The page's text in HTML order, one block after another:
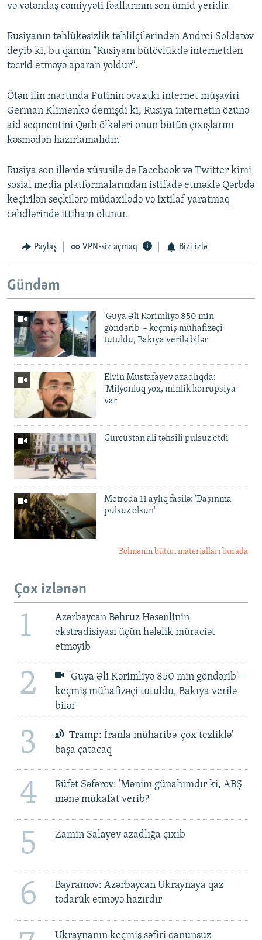
və vətəndaş cəmiyyəti fəallarının son ümid yeridir.
Rusiyanın təhlükəsizlik təhlilçilərindən Andrei Soldatov
deyib ki, bu qanun “Rusiyanı bütövlükdə internetdən
təcrid etməyə aparan yoldur”.
Ötən ilin martında Putinin ovaxtkı internet müşaviri
German Klimenko demişdi ki, Rusiya internetin özünə
aid seqmentini Qərb ölkələri onun bütün çıxışlarını
kəsmədən hazırlamalıdır.
Rusiya son illərdə xüsusilə də Facebook və Twitter kimi
sosial media platformalarından istifadə etməklə Qərbdə
keçirilən seçkilərə müdaxilədə və ixtilaf yaratmaq
cəhdlərində ittiham olunur.
Paylaş VPN-siz açmaq Bizi izlə
Gündəm
'Guya Əli Kərimliyə 850 min
göndərib' – keçmiş mühafizəçi
tutuldu, Bakıya verilə bilər
Elvin Mustafayev azadlıqda:
'Milyonluq yox, minlik korrupsiya
var'
Gürcüstan ali təhsili pulsuz etdi
Metroda 11 aylıq fasilə: 'Daşınma
pulsuz olsun'
Bölmənin bütün materialları burada
Çox izlənən
1
Azərbaycan Bəhruz Həsənlinin
ekstradisiyası üçün hələlik müraciət
etməyib
2
'Guya Əli Kərimliyə 850 min göndərib' –
keçmiş mühafizəçi tutuldu, Bakıya verilə
bilər
3
Tramp: İranla müharibə 'çox tezliklə'
başa çatacaq
4
Rüfət Səfərov: 'Mənim günahımdır ki, ABŞ
mənə mükafat verib?'
5 Zamin Salayev azadlığa çıxıb
6
Bayramov: Azərbaycan Ukraynaya qaz
tədarük etməyə hazırdır
Ukraynanın keçmiş səfiri qanunsuz